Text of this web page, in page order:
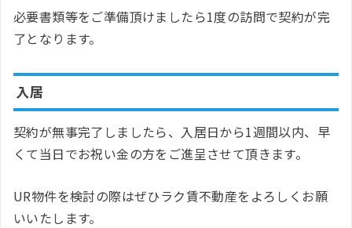
必要書類等をご準備頂けましたら1度の訪問で契約が完
了となります。
入居
契約が無事完了しましたら、入居日から1週間以内、早
くて当日でお祝い金の方をご進呈させて頂きます。
UR物件を検討の際はぜひラク賃不動産をよろしくお願
いいたします。